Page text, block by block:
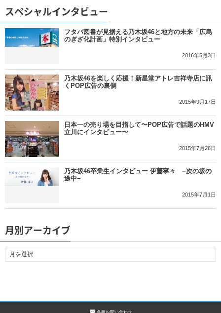
スペシャルインタビュー
フタバ図書が見据える乃木坂46と地方の未来「広島
のぎざ化計画」特別インタビュー
2016年5月3日
乃木坂46を楽しく応援！新星堂アトレ吉祥寺店に訊
くPOP広告の裏側
2015年9月17日
日本一の売り場を目指して〜POP広告で話題のHMV
立川にインタビュー〜
2015年7月26日
乃木坂46卒業生インタビュー 伊藤寧々 −次の坂の
途中−
2015年7月1日
月別アーカイブ